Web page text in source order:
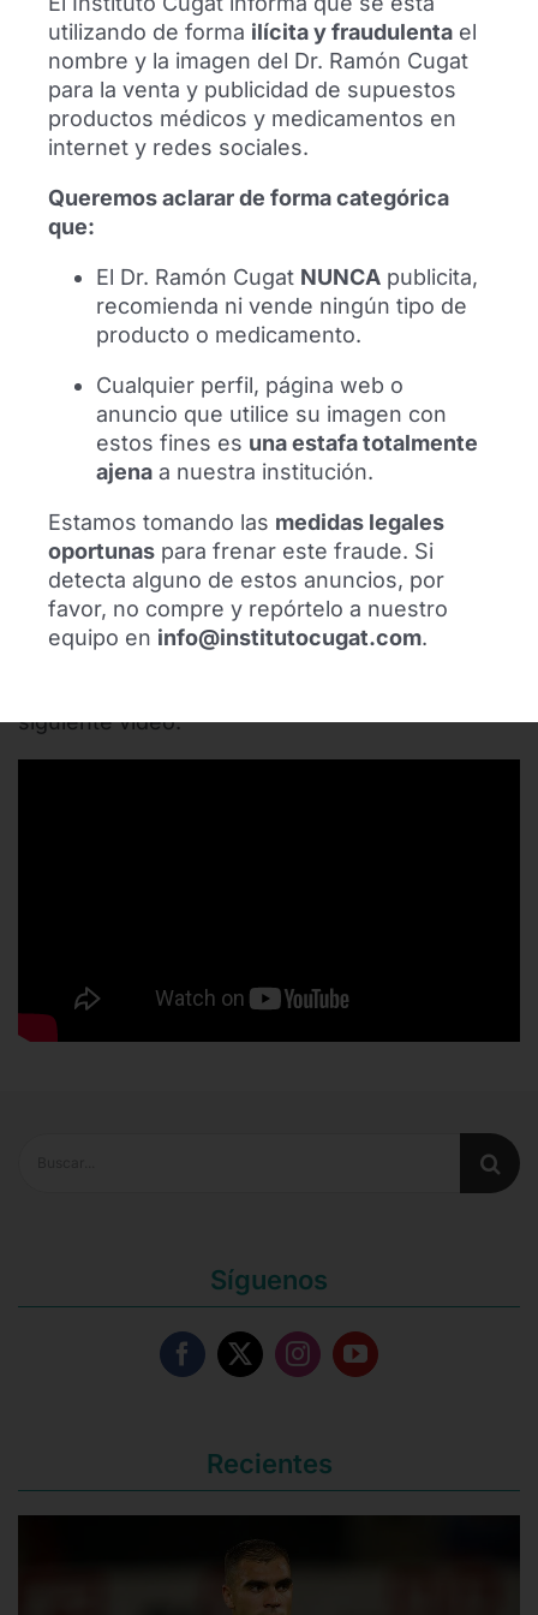
laboratorio para los avances médicos,
permitiendo la experimentación con nuevos
tratamientos y tecnologías que luego pueden
aplicarse a la población general.
Fuentes y más información
Si quieres profundizar en los temas tratados
durante el evento, aquí tienes algunos medios
que han recogido lo más destacado:
🔗 Diario As:Lesionados que juegan, células
madre, «bestias» en la Premier, IA… «El
futbolista es un laboratorio»
🔗 Club 1900:El ‘Club 1900’ acerca los avances
de la medicina en el Espanyol
🔗 Sport:
El fútbol funciona como laboratorio de
los avances en medicina
🔗 Mutualitat de Futbolistes:El Dr. Ramon Cugat
participa en el acto médico Club 1900
siguiente vídeo:
Síguenos
Recientes
utilizando de forma ilícita y fraudulenta el
nombre y la imagen del Dr. Ramón Cugat
para la venta y publicidad de supuestos
productos médicos y medicamentos en
internet y redes sociales.
Queremos aclarar de forma categórica
que:
El Dr. Ramón Cugat NUNCA publicita,
recomienda ni vende ningún tipo de
producto o medicamento.
Cualquier perfil, página web o
anuncio que utilice su imagen con
estos fines es una estafa totalmente
ajena a nuestra institución.
Estamos tomando las medidas legales
oportunas para frenar este fraude. Si
detecta alguno de estos anuncios, por
favor, no compre y repórtelo a nuestro
equipo en info@institutocugat.com.